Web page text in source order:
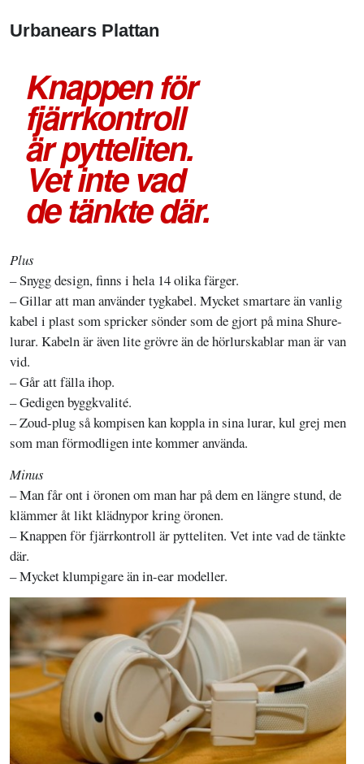
Urbanears Plattan
Knappen för
fjärrkontroll
är pytteliten.
Vet inte vad
de tänkte där.
Plus
– Snygg design, finns i hela 14 olika färger.
– Gillar att man använder tygkabel. Mycket smartare än vanlig
kabel i plast som spricker sönder som de gjort på mina Shure-
lurar. Kabeln är även lite grövre än de hörlurskablar man är van
vid.
– Går att fälla ihop.
– Gedigen byggkvalité.
– Zoud-plug så kompisen kan koppla in sina lurar, kul grej men
som man förmodligen inte kommer använda.
Minus
– Man får ont i öronen om man har på dem en längre stund, de
klämmer åt likt klädnypor kring öronen.
– Knappen för fjärrkontroll är pytteliten. Vet inte vad de tänkte
där.
– Mycket klumpigare än in-ear modeller.